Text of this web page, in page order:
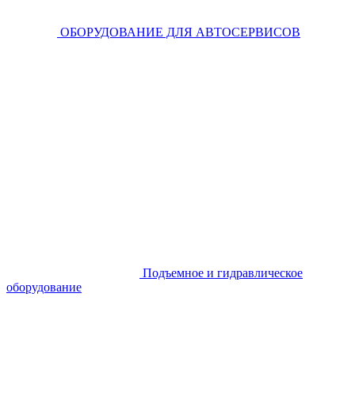
ОБОРУДОВАНИЕ ДЛЯ АВТОСЕРВИСОВ
Подъемное и гидравлическое
оборудование